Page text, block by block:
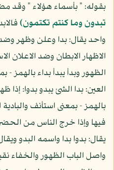
بقوله: " بأسماء هؤلاء " وقد
تبدون وما كنتم تكتمون)
واحد يقال: بدا وعلن وظهر وضد
الاظهار الابطان وضد الاعلان
الظهور وبدأ يبدأ بداء
العين: بدا الشئ يبدو بدوا: إذا
بالهمز - بمعنى استأنف
فيها وإذا خرج الناس من
يقال: بدوا بدا واسمه البدو
واصل الباب الظهور والخفاء